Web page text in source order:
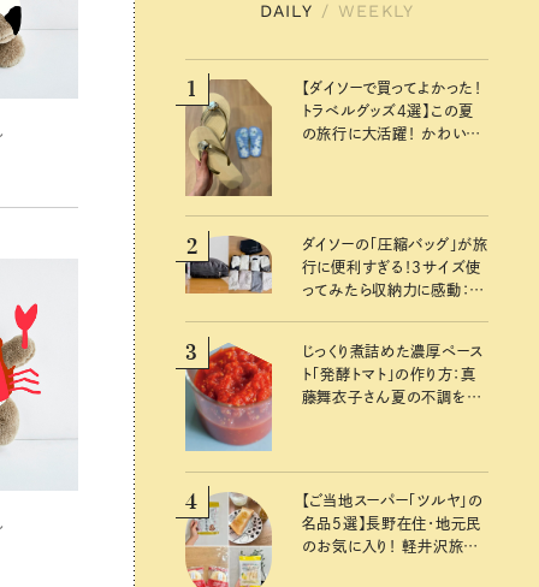
DAILY / WEEKLY
1
【ダイソーで買ってよかった！
トラベルグッズ4選】この夏
の旅行に大活躍！ かわいく
2
ダイソーの「圧縮バッグ」が旅
行に便利すぎる！3サイズ使
ってみたら収納力に感動：
3
じっくり煮詰めた濃厚ペース
ト「発酵トマト」の作り方：真
藤舞衣子さん夏の不調を整
4
【ご当地スーパー「ツルヤ」の
名品5選】長野在住・地元民
のお気に入り！ 軽井沢旅の